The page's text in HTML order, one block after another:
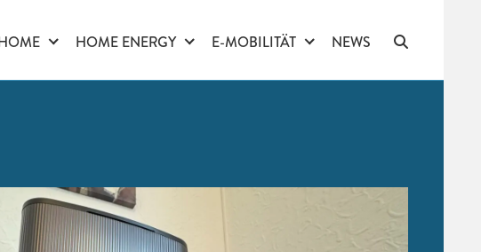
HOME ENERGY E-MOBILITÄT NEWS